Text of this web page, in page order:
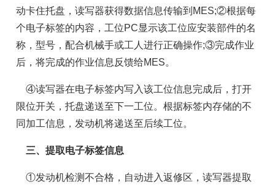
动卡住托盘，读写器获得数据信息传输到MES;②根据每
个电子标签的内容，工位PC显示该工位应安装部件的名
称，型号，配合机械手或工人进行正确操作;③完成作业
后，将完成的作业信息反馈给MES。
④读写器在电子标签内写入该工位信息完成后，打开
限位开关，托盘递送至下一工位。根据标签内存储的不
同加工信息，发动机将递送至后续工位。
三、提取电子标签信息
①发动机检测不合格，自动进入返修区，读写器提取